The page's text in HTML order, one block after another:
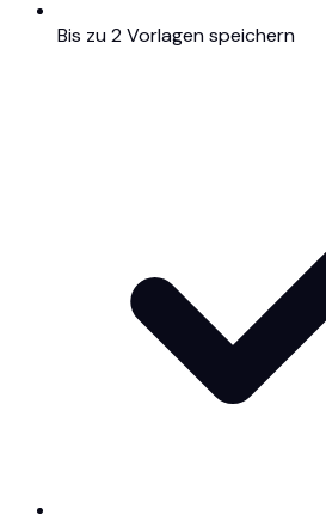
Bis zu 2 Vorlagen speichern